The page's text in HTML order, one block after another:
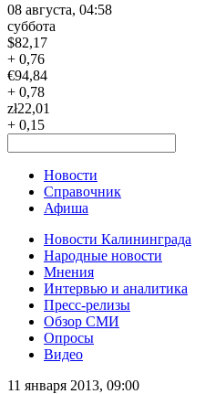
08 августа, 04:58
суббота
$82,17
+ 0,76
€94,84
+ 0,78
zł22,01
+ 0,15
Новости
Справочник
Афиша
Новости Калининграда
Народные новости
Мнения
Интервью и аналитика
Пресс-релизы
Обзор СМИ
Опросы
Видео
11 января 2013, 09:00